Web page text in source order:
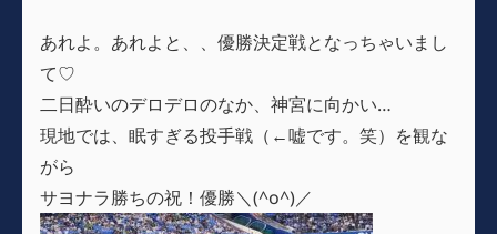
あれよ。あれよと、、優勝決定戦となっちゃいまし
て♡
二日酔いのデロデロのなか、神宮に向かい…
現地では、眠すぎる投手戦（←嘘です。笑）を観な
がら
サヨナラ勝ちの祝！優勝＼(^o^)／